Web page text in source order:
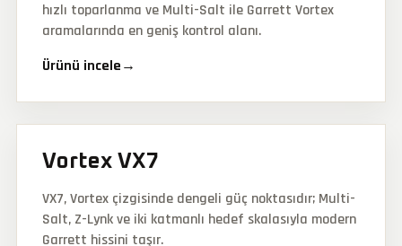
hızlı toparlanma ve Multi-Salt ile Garrett Vortex
aramalarında en geniş kontrol alanı.
Ürünü incele→
Vortex VX7
VX7, Vortex çizgisinde dengeli güç noktasıdır; Multi-
Salt, Z-Lynk ve iki katmanlı hedef skalasıyla modern
Garrett hissini taşır.